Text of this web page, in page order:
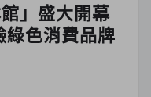
」盛大開幕
綠色消費品牌